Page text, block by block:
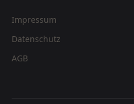
Impressum
Datenschutz
AGB